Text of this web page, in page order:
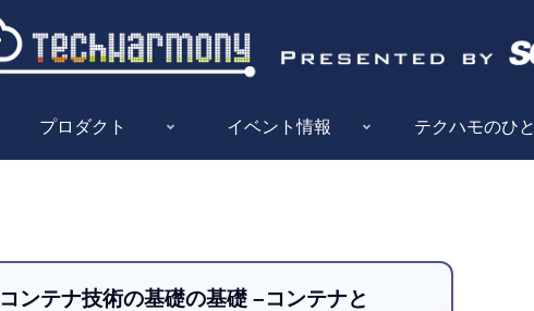
プロダクト イベント情報 テクハモのひと
コンテナ技術の基礎の基礎 –コンテナと